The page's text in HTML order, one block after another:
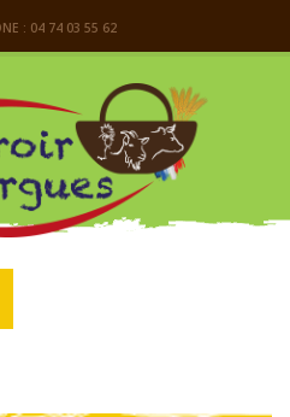
: 04 74 03 55 62